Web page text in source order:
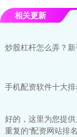
相关更新
炒股杠杆怎么弄？
手机配资软件十大排
好的，这里为您提
重复的“配资网站排